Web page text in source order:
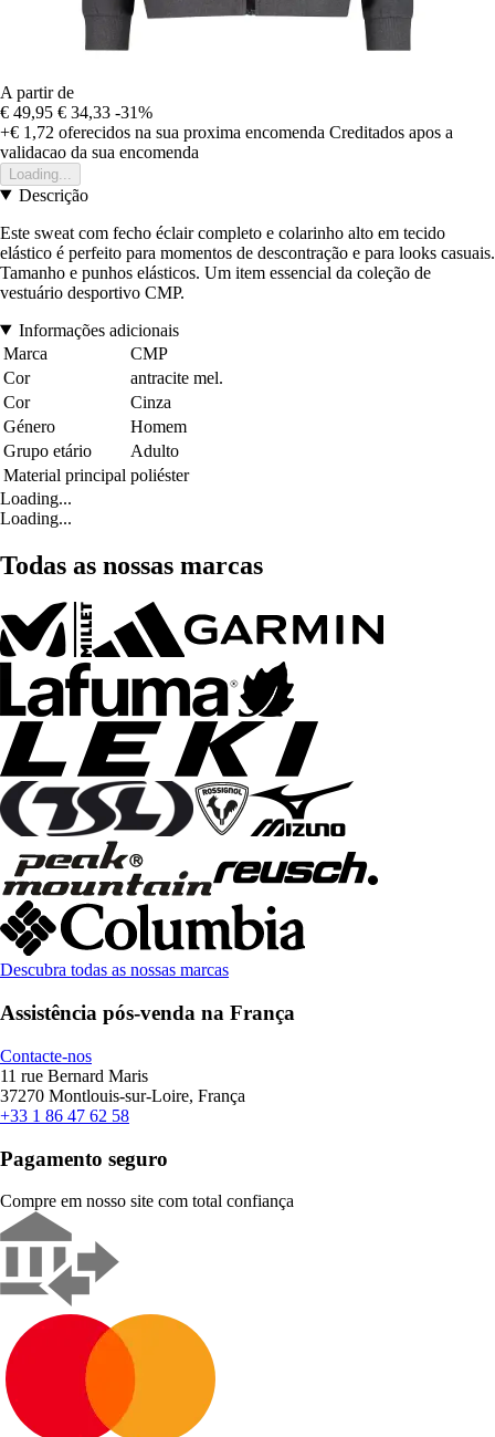
A partir de
€ 49,95 € 34,33 -31%
+€ 1,72 oferecidos na sua proxima encomenda Creditados apos a
validacao da sua encomenda
Loading...
Descrição
Este sweat com fecho éclair completo e colarinho alto em tecido
elástico é perfeito para momentos de descontração e para looks casuais.
Tamanho e punhos elásticos. Um item essencial da coleção de
vestuário desportivo CMP.
Informações adicionais
Marca
CMP
Cor
antracite mel.
Cor
Cinza
Género
Homem
Grupo etário
Adulto
Material principal poliéster
Loading...
Loading...
Todas as nossas marcas
Descubra todas as nossas marcas
Assistência pós-venda na França
Contacte-nos
11 rue Bernard Maris
37270 Montlouis-sur-Loire, França
+33 1 86 47 62 58
Pagamento seguro
Compre em nosso site com total confiança